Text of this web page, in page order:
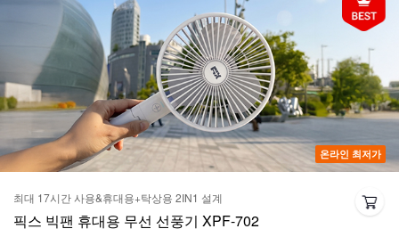
온라인 최저가
최대 17시간 사용&휴대용+탁상용 2IN1 설계
픽스 빅팬 휴대용 무선 선풍기 XPF-702